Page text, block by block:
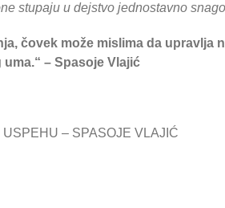
stupaju u dejstvo jednostavno
čovek može mislima da
– Spasoje Vlajić
– SPASOJE VLAJIĆ